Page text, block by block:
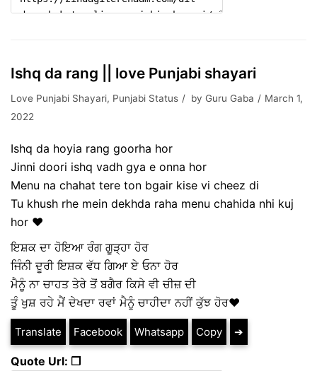
Ishq da rang || love Punjabi shayari
Love Punjabi Shayari, Punjabi Status by Guru Gaba
March 1,
2022
Ishq da hoyia rang goorha hor
Jinni doori ishq vadh gya e onna hor
Menu na chahat tere ton bgair kise vi cheez di
Tu khush rhe mein dekhda raha menu chahida nhi kuj
hor ❤
ਇਸ਼ਕ ਦਾ ਹੋਇਆ ਰੰਗ ਗੂੜ੍ਹਾ ਹੋਰ
ਜਿੰਨੀ ਦੂਰੀ ਇਸ਼ਕ ਵੱਧ ਗਿਆ ਏ ਓਨਾ ਹੋਰ
ਮੈਨੂੰ ਨਾ ਚਾਹਤ ਤੇਰੇ ਤੋਂ ਬਗੈਰ ਕਿਸੇ ਵੀ ਚੀਜ਼ ਦੀ
ਤੂੰ ਖੁਸ਼ ਰਹੇ ਮੈਂ ਦੇਖਦਾ ਰਵਾਂ ਮੈਨੂੰ ਚਾਹੀਦਾ ਨਹੀਂ ਕੁੱਝ ਹੋਰ❤
Translate Facebook Whatsapp Copy ➔
Quote Url: ❐